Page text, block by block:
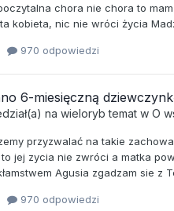
chora nie chora to
kobieta, nic nie wróci życia
970 odpowiedzi
6-miesięczną
na wieloryb temat w O
przyzwalać na takie
to jej zycia nie zwróci a matka
Agusia zgadzam sie z
970 odpowiedzi